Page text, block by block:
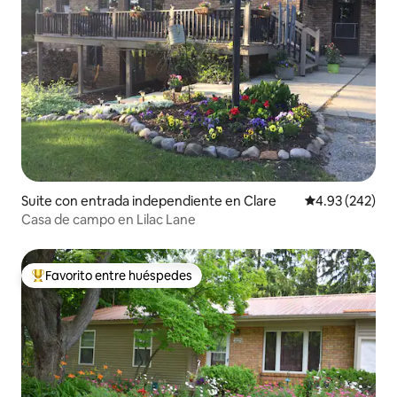
Suite con entrada independiente en Clare Calificación
4.93 (242)
Casa de campo en Lilac Lane
De los mejores en Favorito entre huéspedes
Favorito entre huéspedes